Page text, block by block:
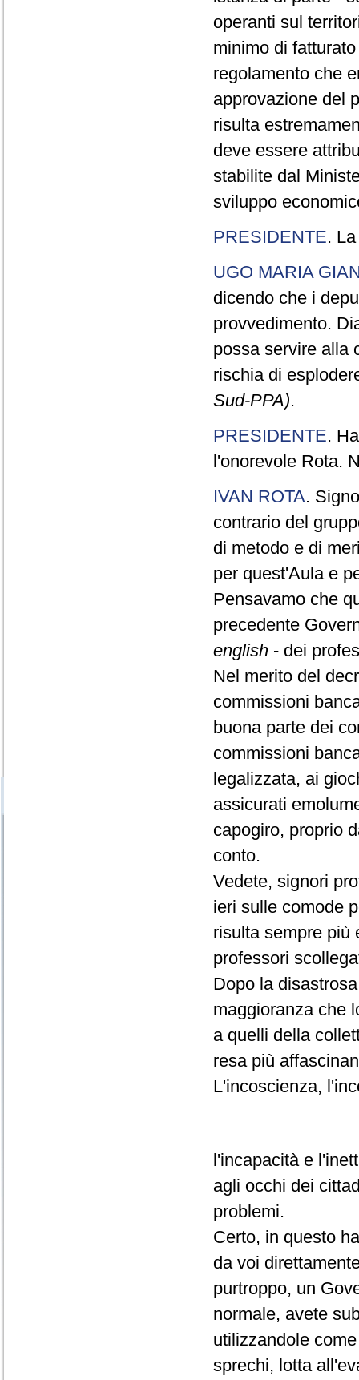
operanti sul
minimo di
regolamento che
approvazione del
risulta
deve essere
stabilite dal
sviluppo
PRESIDENTE.
UGO MARIA
dicendo che i
provvedimento.
possa servire alla
rischia di
Sud-PPA).
PRESIDENTE.
l'onorevole Rota.
IVAN ROTA.
contrario del
di metodo e di
per quest'Aula e
Pensavamo che
precedente
english - dei
Nel merito del
commissioni
buona parte dei
commissioni
legalizzata, ai
assicurati
capogiro, proprio
conto.
Vedete, signori
ieri sulle comode
risulta sempre più
professori
Dopo la
maggioranza che
a quelli della
resa più
L'incoscienza,
l'incapacità e
agli occhi dei
problemi.
Certo, in questo
da voi
purtroppo, un
normale, avete
utilizzandole
sprechi, lotta